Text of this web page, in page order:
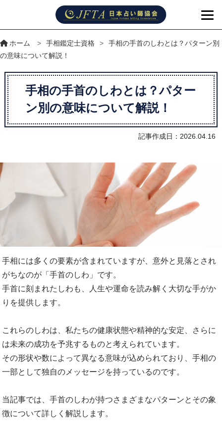
ホーム > 手相鑑定士資格 >
手相の手首のしわとは？パターン別
の意味について解説！
手相の手首のしわとは？パター
ン別の意味について解説！
記事作成日：2026.04.16
手相には多くの要素が含まれていますが、意外と見落とされ
がちなのが「手首のしわ」です。
手首に刻まれたしわも、人生や運命を読み解く大切な手がか
りを提供します。
これらのしわは、私たちの健康状態や精神的な安定、さらに
は未来の成功を予兆するものと考えられています。
その形状や数によって異なる意味が込められており、手相の
一部として独自のメッセージを持っているのです。
当記事では、手首のしわが持つさまざまなパターンとその象
徴について詳しく解説します。